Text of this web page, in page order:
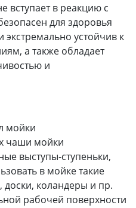
вступает в реакцию с
для здоровья
устойчив к
а также обладает
и
мойки
чаши мойки
выступы-ступеньки,
в мойке такие
доски, коландеры и пр.
рабочей поверхности